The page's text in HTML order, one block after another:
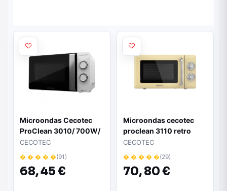
Microondas Cecotec
ProClean 3010/ 700W/
Capacidad 20L/ Blanco
CECOTEC
� � � � �(91)
68,45 €
Microondas cecotec
proclean 3110 retro
yellow 20l 700w
CECOTEC
� � � � �(29)
70,80 €